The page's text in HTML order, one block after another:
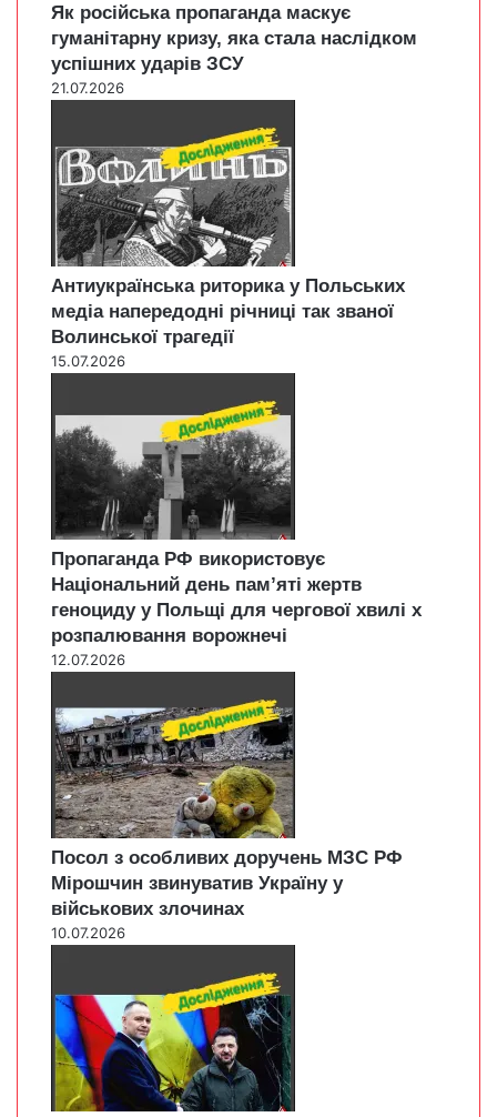
Як російська пропаганда маскує
гуманітарну кризу, яка стала наслідком
успішних ударів ЗСУ
21.07.2026
Антиукраїнська риторика у Польських
медіа напередодні річниці так званої
Волинської трагедії
15.07.2026
Пропаганда РФ використовує
Національний день пам’яті жертв
геноциду у Польщі для чергової хвилі х
розпалювання ворожнечі
12.07.2026
Посол з особливих доручень МЗС РФ
Мірошчин звинуватив Україну у
військових злочинах
10.07.2026